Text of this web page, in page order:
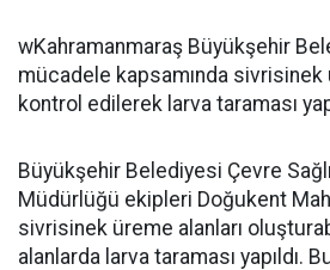
wKahramanmaraş Büyükşehir
mücadele kapsamında sivrisinek
kontrol edilerek larva taraması
Büyükşehir Belediyesi Çevre
Müdürlüğü ekipleri Doğukent
sivrisinek üreme alanları
alanlarda larva taraması yapıldı.